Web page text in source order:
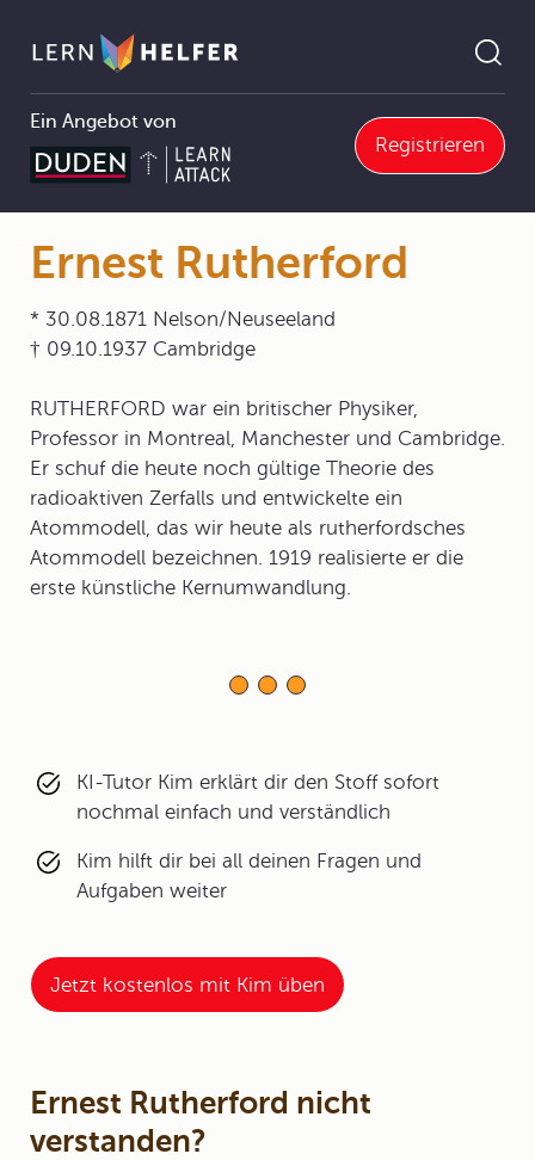
Ein Angebot von
Registrieren
Pfadnavigation
2 Struktur und Eigenschaften von Stoffen 2.2 Atome und Atombindung Ernest Rutherford
Ernest Rutherford
* 30.08.1871 Nelson/Neuseeland
† 09.10.1937 Cambridge
RUTHERFORD war ein britischer Physiker,
Professor in Montreal, Manchester und Cambridge.
Er schuf die heute noch gültige Theorie des
radioaktiven Zerfalls und entwickelte ein
Atommodell, das wir heute als rutherfordsches
Atommodell bezeichnen. 1919 realisierte er die
erste künstliche Kernumwandlung.
KI-Tutor Kim erklärt dir den Stoff sofort
nochmal einfach und verständlich
Kim hilft dir bei all deinen Fragen und
Aufgaben weiter
Jetzt kostenlos mit Kim üben
Ernest Rutherford nicht
verstanden?